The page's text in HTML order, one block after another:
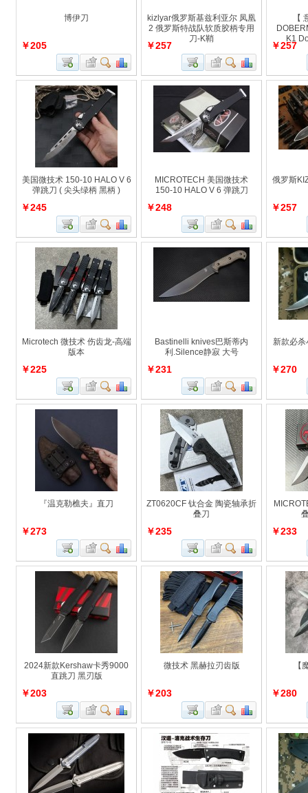
博伊刀
￥205
kizlyar俄罗斯基兹利亚尔 凤凰
2 俄罗斯特战队软质胶柄专用
刀-K鞘
￥257
【
K1
￥257
美国微技术 150-10 HALO V 6
弹跳刀 ( 尖头绿柄 黑柄 )
￥245
MICROTECH 美国微技术
150-10 HALO V 6 弹跳刀
￥248
俄罗斯
￥257
Microtech 微技术 伤齿龙-高端
版本
￥225
Bastinelli knives巴斯蒂内
利.Silence静寂 大号
￥231
新款必
￥270
『温克勒樵夫』直刀
￥273
ZT0620CF 钛合金 陶瓷轴承折
叠刀
￥235 ￥233
2024新款Kershaw卡秀9000
直跳刀 黑刃版
￥203
微技术 黑赫拉刃齿版
￥203
【
￥280